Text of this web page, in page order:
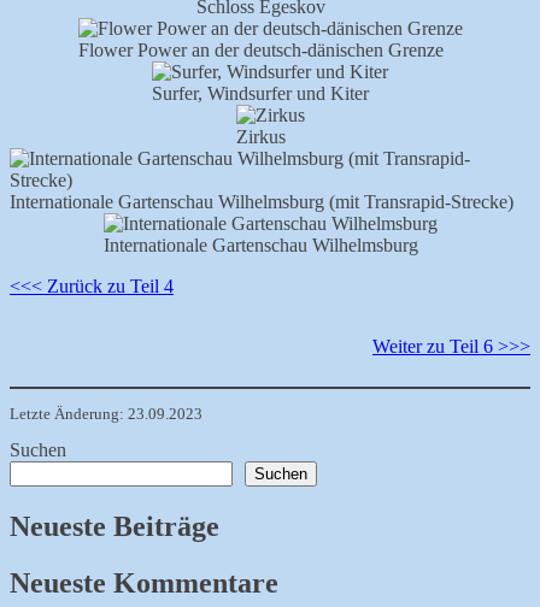
Schloss Egeskov
Flower Power an der deutsch-dänischen Grenze
Surfer, Windsurfer und Kiter
Zirkus
Internationale Gartenschau Wilhelmsburg (mit Transrapid-Strecke)
Internationale Gartenschau Wilhelmsburg
<<< Zurück zu Teil 4
Weiter zu Teil 6 >>>
Letzte Änderung: 23.09.2023
Suchen
Suchen
Neueste Beiträge
Neueste Kommentare